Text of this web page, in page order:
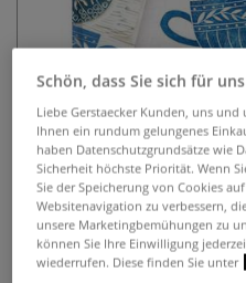
Linoldruck -
Techniken und
0
Schön, dass Sie sich für
Liebe Gerstaecker Kunden, uns
Ihnen ein rundum gelungenes
haben Datenschutzgrundsätze wie
Sicherheit höchste Priorität. Wenn
Sie der Speicherung von Cookies
Websitenavigation zu verbessern,
unsere Marketingbemühungen zu
können Sie Ihre Einwilligung
wiederrufen. Diese finden Sie unter